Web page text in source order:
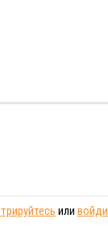
или